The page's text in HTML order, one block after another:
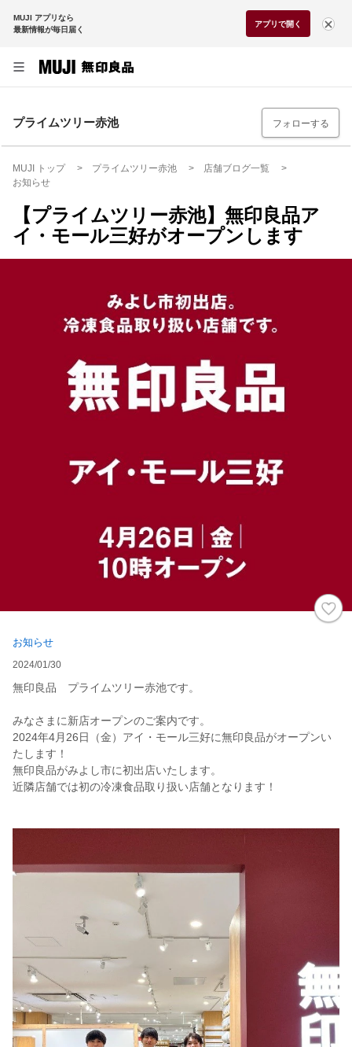
MUJI アプリなら
最新情報が毎日届く
アプリで開く
プライムツリー赤池 フォローする
MUJI トップ プライムツリー赤池
店舗ブログ一覧
お知らせ
【プライムツリー赤池】無印良品ア
イ・モール三好がオープンします
お知らせ
2024/01/30
無印良品 プライムツリー赤池です。
みなさまに新店オープンのご案内です。
2024年4月26日（金）アイ・モール三好に無印良品がオープンい
たします！
無印良品がみよし市に初出店いたします。
近隣店舗では初の冷凍食品取り扱い店舗となります！